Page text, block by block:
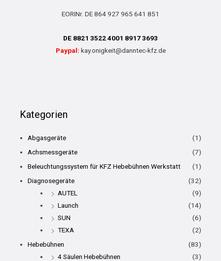
EORINr. DE 864 927 965 641 851
DE 8821 3522 4001 8917 3693
Paypal: kay.onigkeit@danntec-kfz.de
Kategorien
Abgasgeräte
(1)
Achsmessgeräte
(7)
Beleuchtungssystem für KFZ Hebebühnen Werkstatt
(1)
Diagnosegeräte
(32)
AUTEL
(9)
Launch
(14)
SUN
(6)
TEXA
(2)
Hebebühnen
(83)
4 Säulen Hebebühnen
(3)